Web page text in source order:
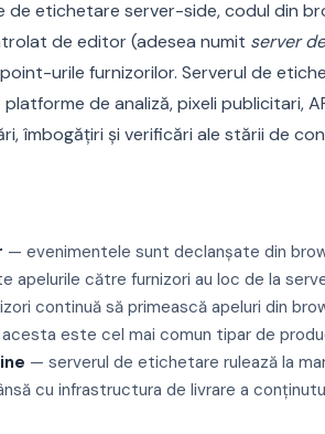
de etichetare server-side, codul din
de editor (adesea numit server
urile furnizorilor. Serverul de
de analiză, pixeli publicitari,
îmbogățiri și verificări ale stării de
— evenimentele sunt declanșate din
apelurile către furnizori au loc de la
continuă să primească apeluri din
este cel mai comun tipar de
— serverul de etichetare rulează la
cu infrastructura de livrare a